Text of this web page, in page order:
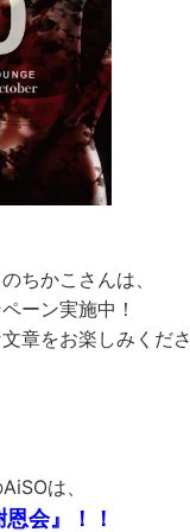
ちかこさんは、
ーン実施中！
章をお楽しみくださ
は、
会』！！